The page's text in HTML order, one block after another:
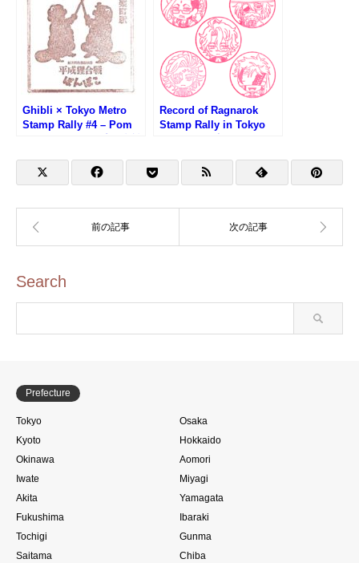
Ghibli × Tokyo Metro
Stamp Rally #4 – Pom
Record of Ragnarok
Stamp Rally in Tokyo
Search
Prefecture
Tokyo
Osaka
Kyoto
Hokkaido
Okinawa
Aomori
Iwate
Miyagi
Akita
Yamagata
Fukushima
Ibaraki
Tochigi
Gunma
Saitama
Chiba